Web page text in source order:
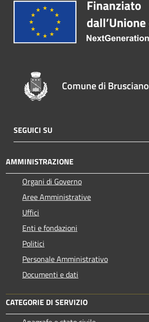
Comune di Brusciano
SEGUICI SU
AMMINISTRAZIONE
Organi di Governo
Aree Amministrative
Uffici
Enti e fondazioni
Politici
Personale Amministrativo
Documenti e dati
CATEGORIE DI SERVIZIO